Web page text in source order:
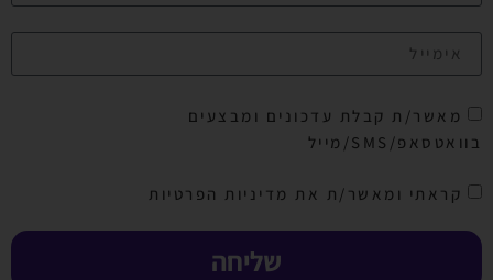
מאשר/ת קבלת עדכונים ומבצעים
בוואטסאפ/SMS/מייל
קראתי ומאשר/ת את מדיניות הפרטיות
שליחה